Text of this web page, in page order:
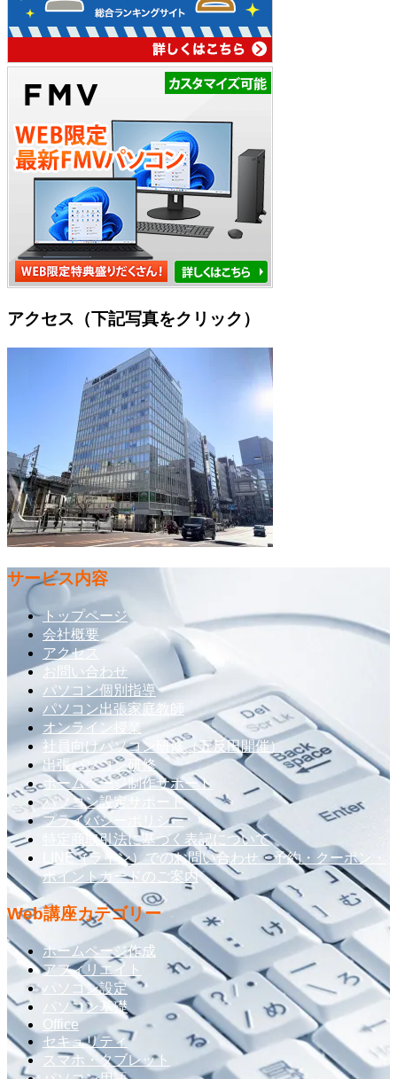
アクセス（下記写真をクリック）
サービス内容
トップページ
会社概要
アクセス
お問い合わせ
パソコン個別指導
パソコン出張家庭教師
オンライン授業
社員向けパソコン研修（五反田開催）
出張パソコン研修
ホームページ制作サポート
パソコン設定サポート
プライバシーポリシー
特定商取引法に基づく表記について
LINE（ライン）でのお問い合わせ・予約・クーポン・
ポイントカードのご案内
Web講座カテゴリー
ホームページ作成
アフィリエイト
パソコン設定
パソコン基礎
Office
セキュリティ
スマホ・タブレット